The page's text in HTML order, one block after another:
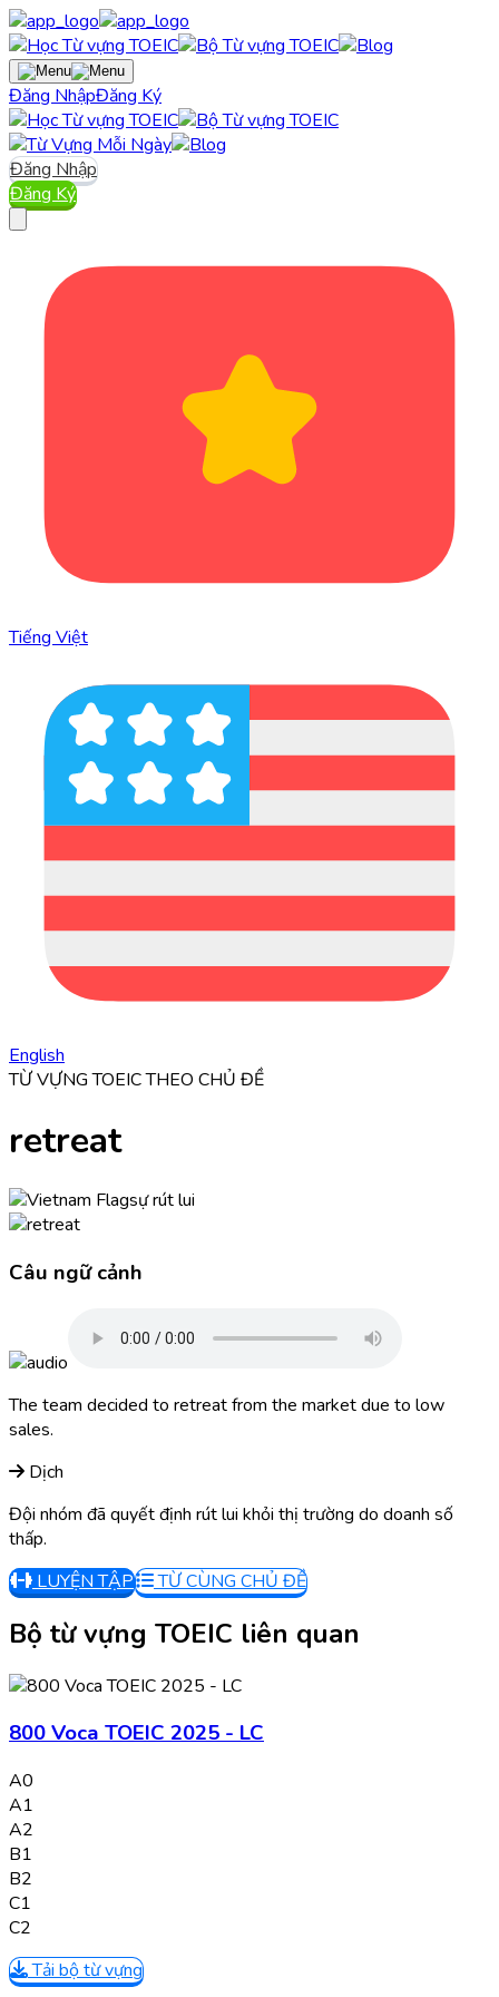
Đăng NhậpĐăng Ký
Đăng Nhập
Đăng Ký
Tiếng Việt
English
TỪ VỰNG TOEIC THEO CHỦ ĐỀ
retreat
sự rút lui
Câu ngữ cảnh
The team decided to retreatfrom the market due to low
sales.
Dịch
Đội nhóm đã quyết định rút lui khỏi thị trường do doanh số
thấp.
LUYỆN TẬP
TỪ CÙNG CHỦ ĐỀ
Bộ từ vựng TOEIC liên quan
800 Voca TOEIC 2025 - LC
A0
A1
A2
B1
B2
C1
C2
Tải bộ từ vựng